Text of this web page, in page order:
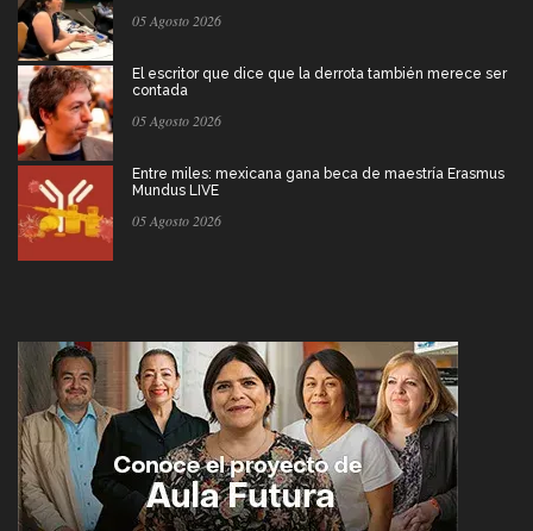
05 Agosto 2026
El escritor que dice que la derrota también merece ser
contada
05 Agosto 2026
Entre miles: mexicana gana beca de maestría Erasmus
Mundus LIVE
05 Agosto 2026